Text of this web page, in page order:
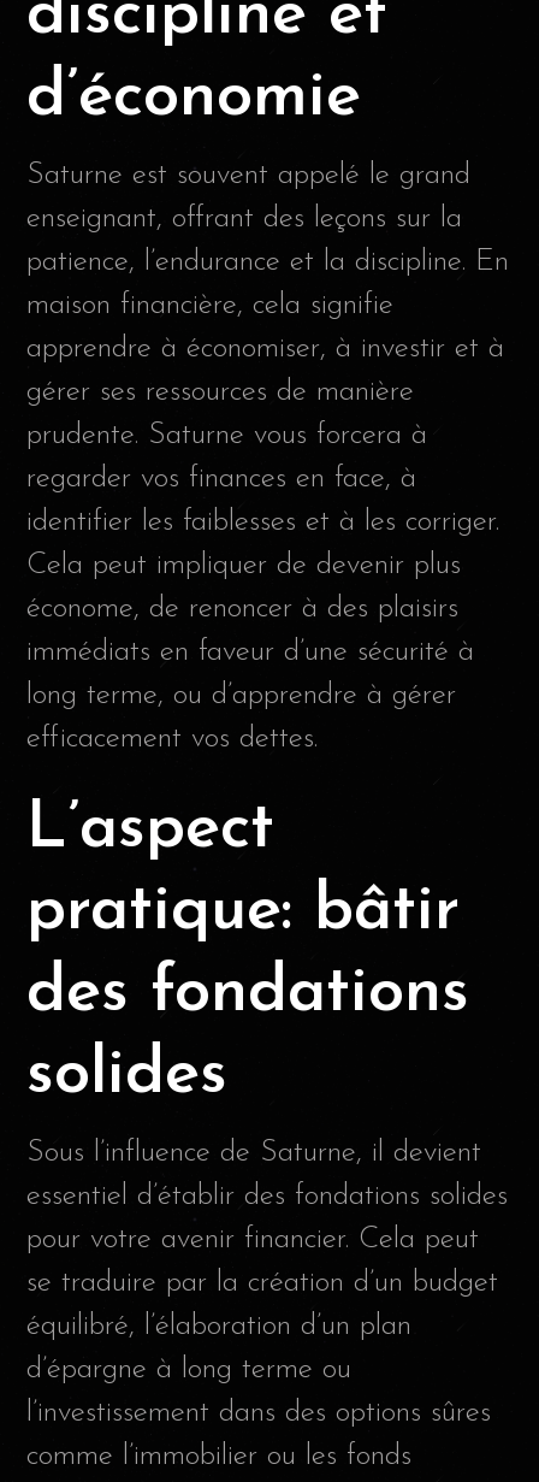
discipline et
d’économie
Saturne est souvent appelé le grand
enseignant, offrant des leçons sur la
patience, l’endurance et la discipline. En
maison financière, cela signifie
apprendre à économiser, à investir et à
gérer ses ressources de manière
prudente. Saturne vous forcera à
regarder vos finances en face, à
identifier les faiblesses et à les corriger.
Cela peut impliquer de devenir plus
économe, de renoncer à des plaisirs
immédiats en faveur d’une sécurité à
long terme, ou d’apprendre à gérer
efficacement vos dettes.
L’aspect
pratique: bâtir
des fondations
solides
Sous l’influence de Saturne, il devient
essentiel d’établir des fondations solides
pour votre avenir financier. Cela peut
se traduire par la création d’un budget
équilibré, l’élaboration d’un plan
d’épargne à long terme ou
l’investissement dans des options sûres
comme l’immobilier ou les fonds